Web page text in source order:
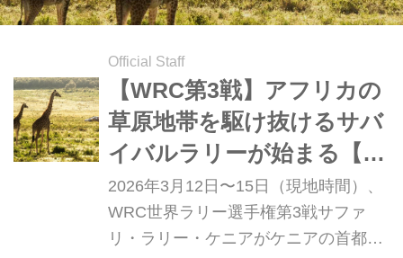
Official Staff
【WRC第3戦】アフリカの
草原地帯を駆け抜けるサバ
イバルラリーが始まる【サ
ファリ・ラリー・ケニア
プレビュー】
2026年3月12日〜15日（現地時間）、
WRC世界ラリー選手権第3戦サファ
リ・ラリー・ケニアがケニアの首都ナ